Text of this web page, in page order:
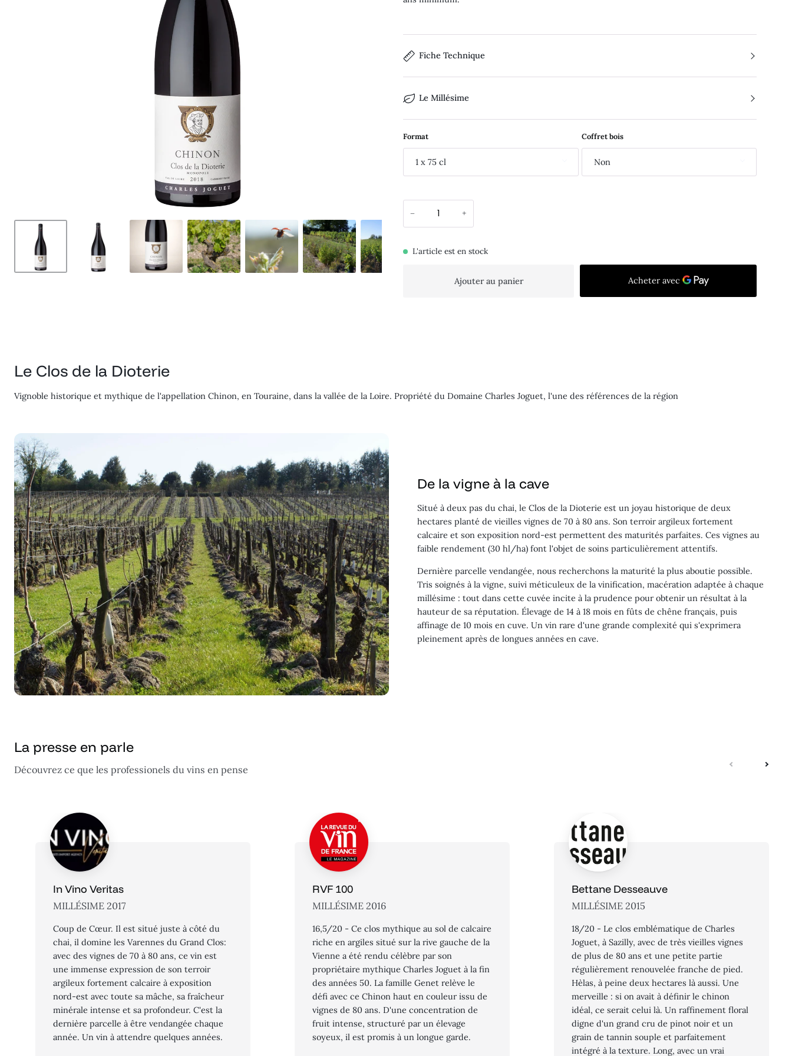
Fiche Technique
Le Millésime
Format
1 x 75 cl
Coffret bois
Non
− +
L'article est en stock
Ajouter au panier
Le Clos de la Dioterie
Vignoble historique et mythique de l'appellation Chinon, en Touraine, dans la vallée de la Loire. Propriété du Domaine Charles Joguet, l'une des références de la région
De la vigne à la cave
Situé à deux pas du chai, le Clos de la Dioterie est un joyau historique de deux
hectares planté de vieilles vignes de 70 à 80 ans. Son terroir argileux fortement
calcaire et son exposition nord-est permettent des maturités parfaites. Ces vignes au
faible rendement (30 hl/ha) font l'objet de soins particulièrement attentifs.
Dernière parcelle vendangée, nous recherchons la maturité la plus aboutie possible.
Tris soignés à la vigne, suivi méticuleux de la vinification, macération adaptée à chaque
millésime : tout dans cette cuvée incite à la prudence pour obtenir un résultat à la
hauteur de sa réputation. Élevage de 14 à 18 mois en fûts de chêne français, puis
affinage de 10 mois en cuve. Un vin rare d'une grande complexité qui s'exprimera
pleinement après de longues années en cave.
La presse en parle
Découvrez ce que les professionels du vins en pense suivante
In Vino Veritas
MILLÉSIME 2017
Coup de Cœur. Il est situé juste à côté du
chai, il domine les Varennes du Grand Clos:
avec des vignes de 70 à 80 ans, ce vin est
une immense expression de son terroir
argileux fortement calcaire à exposition
nord-est avec toute sa mâche, sa fraîcheur
minérale intense et sa profondeur. C'est la
dernière parcelle à être vendangée chaque
année. Un vin à attendre quelques années.
RVF 100
MILLÉSIME 2016
16,5/20 - Ce clos mythique au sol de calcaire
riche en argiles situé sur la rive gauche de la
Vienne a été rendu célèbre par son
propriétaire mythique Charles Joguet à la fin
des années 50. La famille Genet relève le
défi avec ce Chinon haut en couleur issu de
vignes de 80 ans. D'une concentration de
fruit intense, structuré par un élevage
soyeux, il est promis à un longue garde.
Bettane Desseauve
MILLÉSIME 2015
18/20 - Le clos emblématique de Charles
Joguet, à Sazilly, avec de très vieilles vignes
de plus de 80 ans et une petite partie
régulièrement renouvelée franche de pied.
Hèlas, à peine deux hectares là aussi. Une
merveille : si on avait à définir le chinon
idéal, ce serait celui là. Un raffinement floral
digne d'un grand cru de pinot noir et un
grain de tannin souple et parfaitement
intégré à la texture. Long, avec un vrai